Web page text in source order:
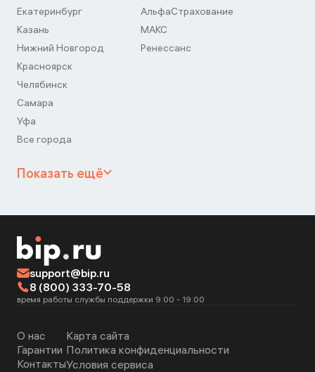
Екатеринбург
Казань
Нижний Новгород
Красноярск
Челябинск
Самара
Уфа
Все города
АльфаСтрахование
МАКС
Ренессанс
Показать ещё
support@bip.ru
8 (800) 333-70-58
время работы службы поддержки 9:00 - 19:00
О нас
Гарантии
Контакты
Карта сайта
Политика конфиденциальности
Условия сервиса